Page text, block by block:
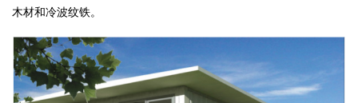
木材和冷波纹铁。